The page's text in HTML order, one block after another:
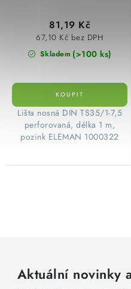
Skladem (>100 ks)
67,10 Kč bez DPH
81,19 Kč
​Lišta nosná DIN TS35/1-7,5
perforovaná, délka 1 m,
pozink ELEMAN 1000322
aAktuální novinky